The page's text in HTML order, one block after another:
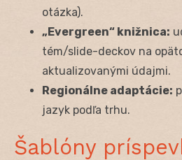
otázka).
„Evergreen“ knižnica:
tém/slide-deckov na
aktualizovanými údajmi.
Regionálne adaptácie:
jazyk podľa trhu.
Šablóny